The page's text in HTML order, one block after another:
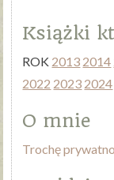
Książki
ROK 2013 2014
2022 2023 2024
O mnie
Trochę